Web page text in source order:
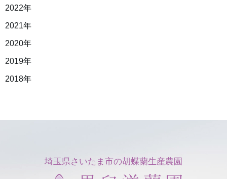
2022年
2021年
2020年
2019年
2018年
埼玉県さいたま市の胡蝶蘭生産農園